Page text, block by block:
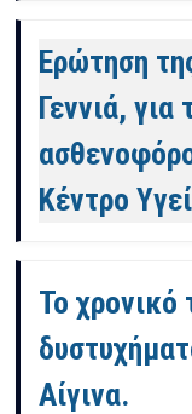
Ερώτηση
Γεννιά, για
Κέντρο
Το χρονικό
Αίγινα.